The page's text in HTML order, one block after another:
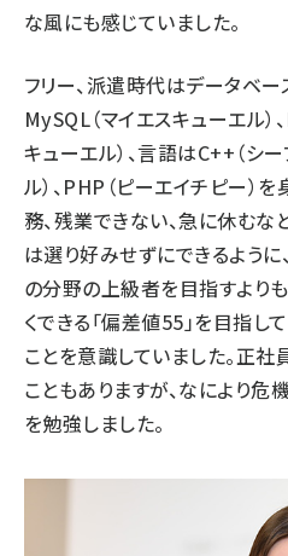
な風にも感じていました。
フリー、派遣時代はデータベー
MySQL（マイエスキューエル
キューエル）、言語はC++（シー
ル）、PHP（ピーエイチピー）
務、残業できない、急に休む
は選り好みせずにできるように
の分野の上級者を目指すより
くできる「偏差値55」を目指し
ことを意識していました。正
こともありますが、なにより危
を勉強しました。